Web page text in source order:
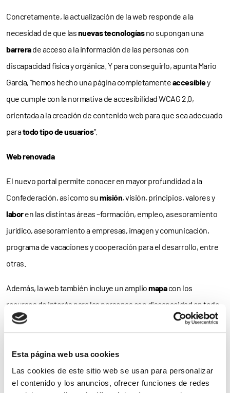
Esta página web usa cookies
Las cookies de este sitio web se usan para personalizar
el contenido y los anuncios, ofrecer funciones de redes
Concretamente, la actualización de la web responde a la
necesidad de que lasnuevas tecnologíasno supongan una
barrerade acceso a la información de las personas con
discapacidad física y orgánica. Y para conseguirlo, apunta Mario
García, “hemos hecho una página completamenteaccesibley
que cumple con la normativa de accesibilidad WCAG 2.0,
orientada a la creación de contenido web para que sea adecuado
paratodo tipo de usuarios”.
Web renovada
El nuevo portal permite conocer en mayor profundidad a la
Confederación, así como sumisión, visión, principios, valores y
laboren las distintas áreas –formación, empleo, asesoramiento
jurídico, asesoramiento a empresas, imagen y comunicación,
programa de vacaciones y cooperación para el desarrollo, entre
otras.
Además, la web también incluye un ampliomapacon los
recursos de interés para las personas con discapacidad en todo
el país –entre ellos la
– y permite contactar a
Servicios de Integración Laboral(SIL) que se encuentren en su
zona y, así, mejorar suempleabilidady registrarse en la bolsa de
empleo de cada entidad.